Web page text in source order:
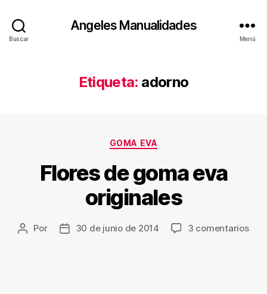
Buscar
Angeles Manualidades
Menú
Etiqueta: adorno
Categorías
GOMA EVA
Flores de goma eva
originales
Autor
Por
Fecha30 de junio de 2014 3 comentariosen